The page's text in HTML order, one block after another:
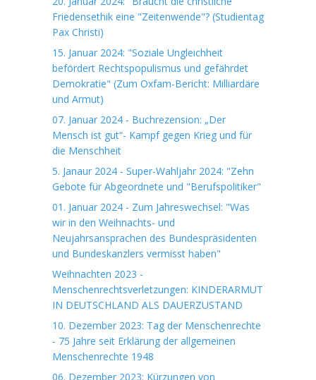
Friedensethik eine "Zeitenwende"? (Studientag
Pax Christi)
15. Januar 2024: "Soziale Ungleichheit
befördert Rechtspopulismus und gefährdet
Demokratie" (Zum Oxfam-Bericht: Milliardäre
und Armut)
07. Januar 2024 - Buchrezension: „Der
Mensch ist gut“- Kampf gegen Krieg und für
die Menschheit
5. Janaur 2024 - Super-Wahljahr 2024: "Zehn
Gebote für Abgeordnete und "Berufspolitiker"
01. Januar 2024 - Zum Jahreswechsel: "Was
wir in den Weihnachts- und
Neujahrsansprachen des Bundespräsidenten
und Bundeskanzlers vermisst haben"
Weihnachten 2023 -
Menschenrechtsverletzungen: KINDERARMUT
IN DEUTSCHLAND ALS DAUERZUSTAND
10. Dezember 2023: Tag der Menschenrechte
- 75 Jahre seit Erklärung der allgemeinen
Menschenrechte 1948
06. Dezember 2023: Kürzungen von